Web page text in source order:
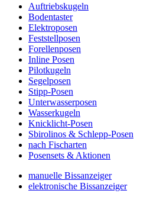
Auftriebskugeln
Bodentaster
Elektroposen
Feststellposen
Forellenposen
Inline Posen
Pilotkugeln
Segelposen
Stipp-Posen
Unterwasserposen
Wasserkugeln
Knicklicht-Posen
Sbirolinos & Schlepp-Posen
nach Fischarten
Posensets & Aktionen
manuelle Bissanzeiger
elektronische Bissanzeiger